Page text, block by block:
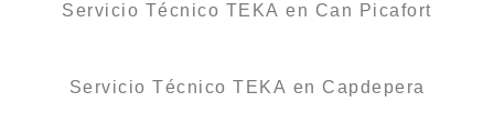
Servicio Técnico TEKA en Can Picafort
Servicio Técnico TEKA en Capdepera